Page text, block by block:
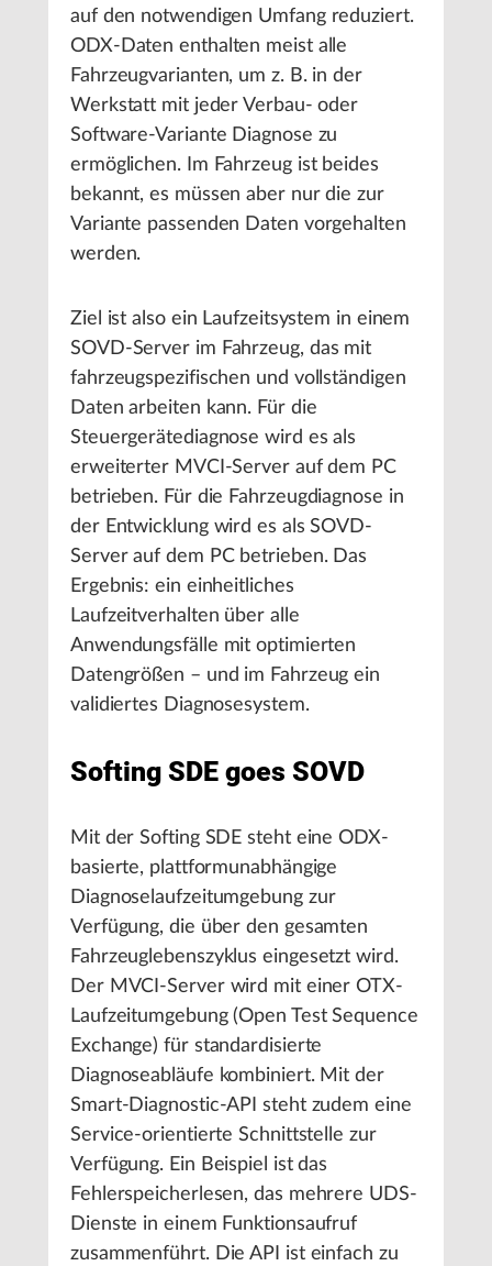
auf den notwendigen Umfang reduziert.
ODX-Daten enthalten meist alle
Fahrzeugvarianten, um z. B. in der
Werkstatt mit jeder Verbau- oder
Software-Variante Diagnose zu
ermöglichen. Im Fahrzeug ist beides
bekannt, es müssen aber nur die zur
Variante passenden Daten vorgehalten
werden.
Ziel ist also ein Laufzeitsystem in einem
SOVD-Server im Fahrzeug, das mit
fahrzeugspezifischen und vollständigen
Daten arbeiten kann. Für die
Steuergerätediagnose wird es als
erweiterter MVCI-Server auf dem PC
betrieben. Für die Fahrzeugdiagnose in
der Entwicklung wird es als SOVD-
Server auf dem PC betrieben. Das
Ergebnis: ein einheitliches
Laufzeitverhalten über alle
Anwendungsfälle mit optimierten
Datengrößen – und im Fahrzeug ein
validiertes Diagnosesystem.
Softing SDE goes SOVD
Mit der Softing SDE steht eine ODX-
basierte, plattformunabhängige
Diagnoselaufzeitumgebung zur
Verfügung, die über den gesamten
Fahrzeuglebenszyklus eingesetzt wird.
Der MVCI-Server wird mit einer OTX-
Laufzeitumgebung (Open Test Sequence
Exchange) für standardisierte
Diagnoseabläufe kombiniert. Mit der
Smart-Diagnostic-API steht zudem eine
Service-orientierte Schnittstelle zur
Verfügung. Ein Beispiel ist das
Fehlerspeicherlesen, das mehrere UDS-
Dienste in einem Funktionsaufruf
zusammenführt. Die API ist einfach zu